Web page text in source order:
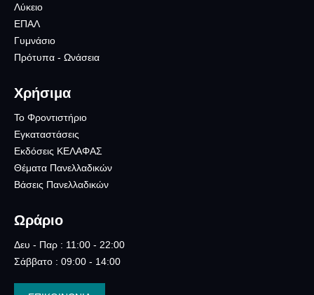
Λύκειο
ΕΠΑΛ
Γυμνάσιο
Πρότυπα - Ωνάσεια
Χρήσιμα
Το Φροντιστήριο
Εγκαταστάσεις
Εκδόσεις ΚΕΛΑΦΑΣ
Θέματα Πανελλαδικών
Βάσεις Πανελλαδικών
Ωράριο
Δευ - Παρ : 11:00 - 22:00
Σάββατο : 09:00 - 14:00